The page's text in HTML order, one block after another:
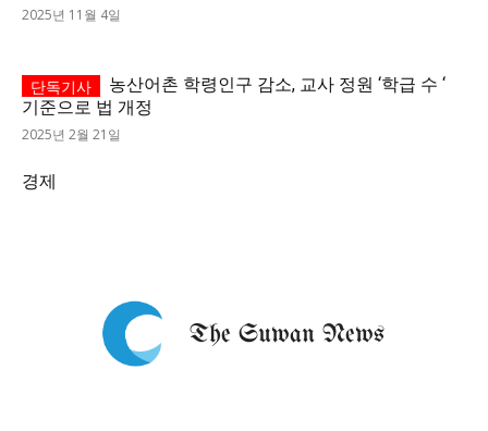
2025년 11월 4일
농산어촌 학령인구 감소, 교사 정원 ‘학급 수 ‘
기준으로 법 개정
2025년 2월 21일
경제